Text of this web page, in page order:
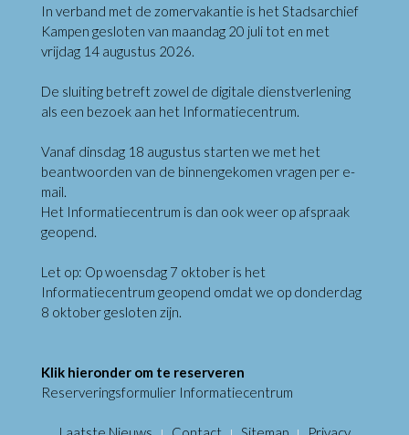
In verband met de zomervakantie is het Stadsarchief
Kampen gesloten van maandag 20 juli tot en met
vrijdag 14 augustus 2026.
De sluiting betreft zowel de digitale dienstverlening
als een bezoek aan het Informatiecentrum.
Vanaf dinsdag 18 augustus starten we met het
beantwoorden van de binnengekomen vragen per e-
mail.
Het Informatiecentrum is dan ook weer op afspraak
geopend.
Let op: Op woensdag 7 oktober is het
Informatiecentrum geopend omdat we op donderdag
8 oktober gesloten zijn.
Klik hieronder om te reserveren
Reserveringsformulier Informatiecentrum